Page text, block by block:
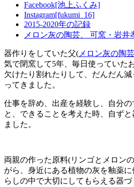
Facebook[池上ふくみ]
Instagram[fukumi_16]
2015-2020年の記録
メロン灰の陶芸、 可窯・岩井
器作りをしていた父( メロン灰の陶
気で閉窯して5年、毎日使っていた
欠けたり割れたりして、だんだん
ってきました。
仕事を辞め、出産を経験し、自分の
と、できることを考えた時、自ず
ました。
両親の作った原料(リンゴとメロン
がら、身近にある植物の灰を釉薬
らしの中で大切にしてもらえる器づ